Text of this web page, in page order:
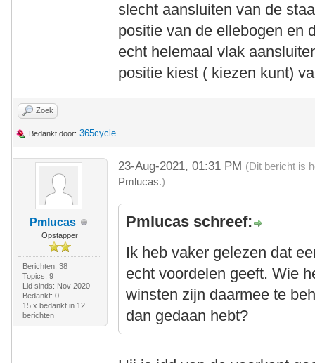
slecht aansluiten van de
positie van de ellebogen en
echt helemaal vlak
positie kiest ( kiezen kunt)
Zoek
Bedankt door: 365cycle
Pmlucas
Opstapper
Berichten: 38
Topics: 9
Lid sinds: Nov 2020
Bedankt: 0
15 x bedankt in 12
berichten
23-Aug-2021, 01:31 PM (Dit bericht is
Pmlucas.)
Pmlucas schreef:
Ik heb vaker gelezen dat
echt voordelen geeft. Wie
winsten zijn daarmee te
dan gedaan hebt?